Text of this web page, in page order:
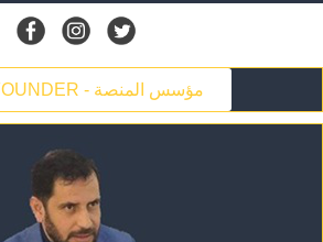
THE FOUNDER - مؤسس المنصة